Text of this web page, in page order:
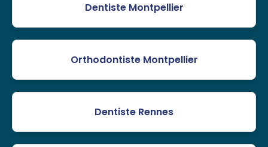
Dentiste Montpellier
Orthodontiste Montpellier
Dentiste Rennes